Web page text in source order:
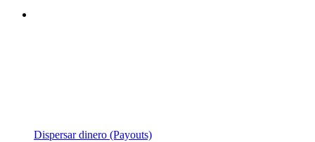
Dispersar dinero (Payouts)